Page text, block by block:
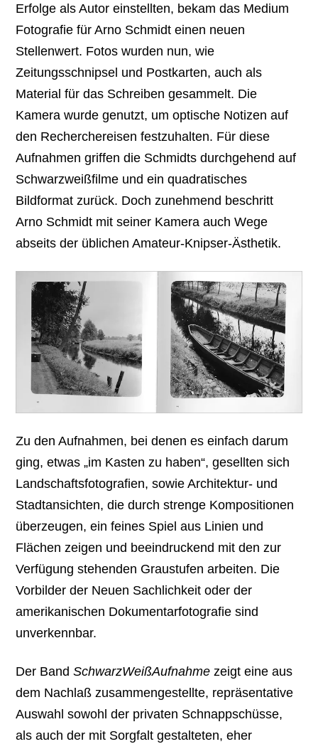
Erfolge als Autor einstellten, bekam das Medium
Fotografie für Arno Schmidt einen neuen
Stellenwert. Fotos wurden nun, wie
Zeitungsschnipsel und Postkarten, auch als
Material für das Schreiben gesammelt. Die
Kamera wurde genutzt, um optische Notizen auf
den Recherchereisen festzuhalten. Für diese
Aufnahmen griffen die Schmidts durchgehend auf
Schwarzweißfilme und ein quadratisches
Bildformat zurück. Doch zunehmend beschritt
Arno Schmidt mit seiner Kamera auch Wege
abseits der üblichen Amateur-Knipser-Ästhetik.
Zu den Aufnahmen, bei denen es einfach darum
ging, etwas „im Kasten zu haben“, gesellten sich
Landschaftsfotografien, sowie Architektur- und
Stadtansichten, die durch strenge Kompositionen
überzeugen, ein feines Spiel aus Linien und
Flächen zeigen und beeindruckend mit den zur
Verfügung stehenden Graustufen arbeiten. Die
Vorbilder der Neuen Sachlichkeit oder der
amerikanischen Dokumentarfotografie sind
unverkennbar.
Der BandSchwarzWeißAufnahme zeigt eine aus
dem Nachlaß zusammengestellte, repräsentative
Auswahl sowohl der privaten Schnappschüsse,
als auch der mit Sorgfalt gestalteten, eher